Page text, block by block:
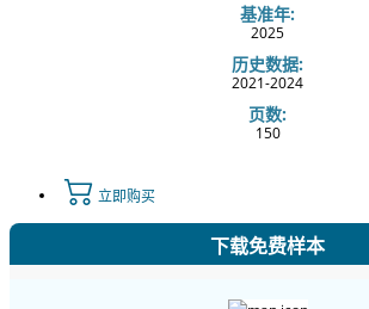
基准年:
2025
历史数据:
2021-2024
页数:
150
立即购买
下载免费样本